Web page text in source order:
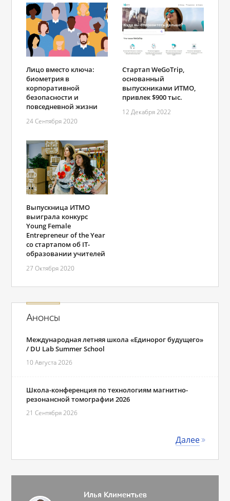
Лицо вместо ключа:
биометрия в
корпоративной
безопасности и
повседневной жизни
24 Сентября 2020
Стартап WeGoTrip,
основанный
выпускниками ИТМО,
привлек $900 тыс.
12 Декабря 2022
Выпускница ИТМО
выиграла конкурс
Young Female
Entrepreneur of the Year
со стартапом об IT-
образовании учителей
27 Октября 2020
Анонсы
Международная летняя школа «Единорог будущего»
/ DU Lab Summer School
10 Августа 2026
Школа-конференция по технологиям магнитно-
резонансной томографии 2026
21 Сентября 2026
Далее
Илья Климентьев